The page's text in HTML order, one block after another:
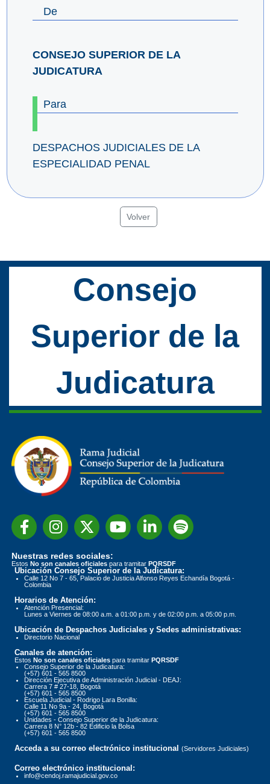
De
CONSEJO SUPERIOR DE LA
JUDICATURA
Para
DESPACHOS JUDICIALES DE LA
ESPECIALIDAD PENAL
Volver
Consejo
Superior de la
Judicatura
Nuestras redes sociales:
Estos No son canales oficiales para tramitar PQRSDF
Ubicación Consejo Superior de la Judicatura:
Calle 12 No 7 - 65, Palacio de Justicia Alfonso Reyes Echandía Bogotá -
Colombia
Horarios de Atención:
Atención Presencial:
Lunes a Viernes de 08:00 a.m. a 01:00 p.m. y de 02:00 p.m. a 05:00 p.m.
Ubicación de Despachos Judiciales y Sedes administrativas:
Directorio Nacional
Canales de atención:
Estos No son canales oficiales para tramitar PQRSDF
Consejo Superior de la Judicatura:
(+57) 601 - 565 8500
Dirección Ejecutiva de Administración Judicial - DEAJ:
Carrera 7 # 27-18, Bogotá
(+57) 601 - 565 8500
Escuela Judicial - Rodrigo Lara Bonilla:
Calle 11 No 9a - 24, Bogotá
(+57) 601 - 565 8500
Unidades - Consejo Superior de la Judicatura:
Carrera 8 N° 12b - 82 Edificio la Bolsa
(+57) 601 - 565 8500
Acceda a su correo electrónico institucional (Servidores Judiciales)
Correo electrónico institucional:
info@cendoj.ramajudicial.gov.co